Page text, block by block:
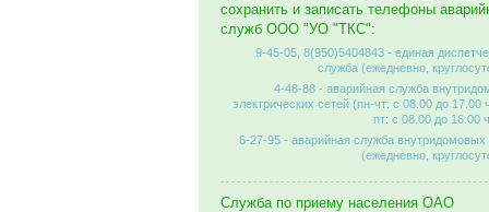
сохранить и записать телефоны
служб ООО "УО "ТКС":
9-45-05, 8(950)5404843 - единая
служба (ежедневно,
4-48-88 - аварийная служба
электрических сетей (пн-чт: с 08.00 до 17.00
пт: с 08.00 до 16.00
6-27-95 - аварийная служба внутридомовых
(ежедневно,
Служба по приему населения ОАО